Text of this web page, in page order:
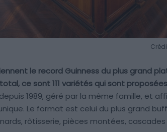
le record Guinness du plus grand
ce sont 111 variétés qui sont
1989, géré par la même famille, et
Le format est celui du plus grand
rôtisserie, pièces montées, cascades